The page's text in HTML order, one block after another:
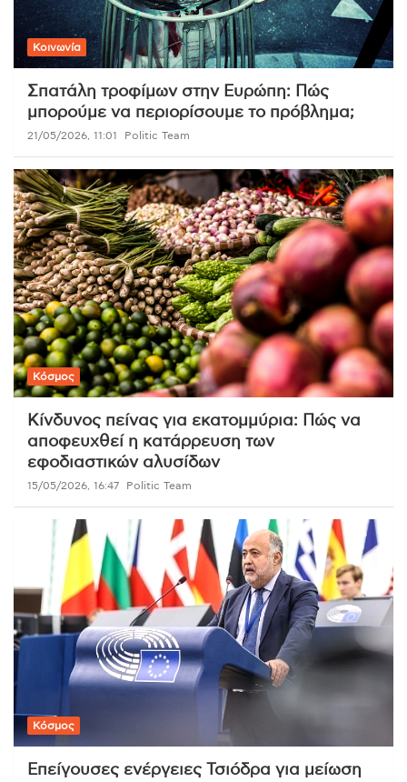
Κοινωνία
Σπατάλη τροφίμων στην Ευρώπη: Πώς
μπορούμε να περιορίσουμε το πρόβλημα;
21/05/2026, 11:01 Politic Team
Κόσμος
Κίνδυνος πείνας για εκατομμύρια: Πώς να
αποφευχθεί η κατάρρευση των
εφοδιαστικών αλυσίδων
15/05/2026, 16:47 Politic Team
Κόσμος
Επείγουσες ενέργειες Τσιόδρα για μείωση